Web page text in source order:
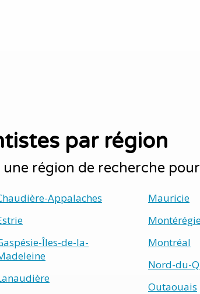
par région
région de recherche
Appalaches
Îles-de-la-
Mauricie
Montréal
Nord-du-
Outaouais